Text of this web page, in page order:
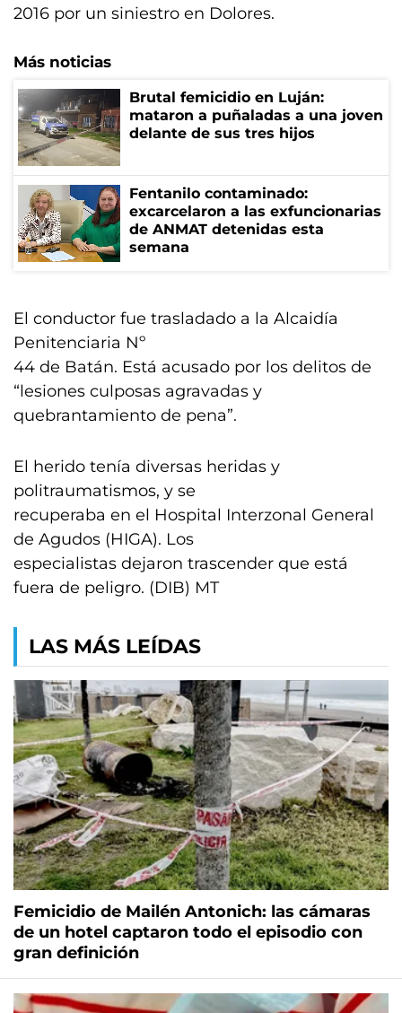
2016 por un siniestro en Dolores.
Más noticias
Brutal femicidio en Luján:
mataron a puñaladas a una joven
delante de sus tres hijos
Fentanilo contaminado:
excarcelaron a las exfuncionarias
de ANMAT detenidas esta
semana
El conductor fue trasladado a la Alcaidía
Penitenciaria Nº
44 de Batán. Está acusado por los delitos de
“lesiones culposas agravadas y
quebrantamiento de pena”.
El herido tenía diversas heridas y
politraumatismos, y se
recuperaba en el Hospital Interzonal General
de Agudos (HIGA). Los
especialistas dejaron trascender que está
fuera de peligro. (DIB) MT
LAS MÁS LEÍDAS
Femicidio de Mailén Antonich: las cámaras
de un hotel captaron todo el episodio con
gran definición